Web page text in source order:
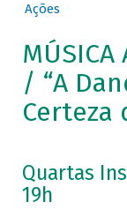
Ações
MÚSICA
/ “A
Certeza
Quartas
19h